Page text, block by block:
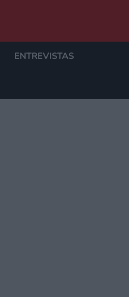
ENTREVISTAS